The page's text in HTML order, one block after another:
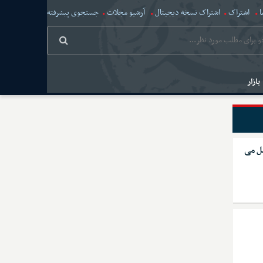
اشتراک اشتراک نسخه دیجیتال آرشیو مجلات جستجوی پیشرفته
بازار
می